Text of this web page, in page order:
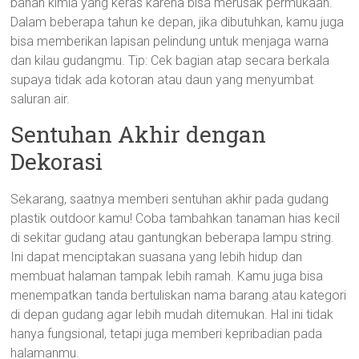
Dalam beberapa tahun ke depan, jika dibutuhkan, kamu juga
bisa memberikan lapisan pelindung untuk menjaga warna
dan kilau gudangmu. Tip: Cek bagian atap secara berkala
supaya tidak ada kotoran atau daun yang menyumbat
saluran air.
Sentuhan Akhir dengan
Dekorasi
Sekarang, saatnya memberi sentuhan akhir pada gudang
plastik outdoor kamu! Coba tambahkan tanaman hias kecil
di sekitar gudang atau gantungkan beberapa lampu string.
Ini dapat menciptakan suasana yang lebih hidup dan
membuat halaman tampak lebih ramah. Kamu juga bisa
menempatkan tanda bertuliskan nama barang atau kategori
di depan gudang agar lebih mudah ditemukan. Hal ini tidak
hanya fungsional, tetapi juga memberi kepribadian pada
halamanmu.